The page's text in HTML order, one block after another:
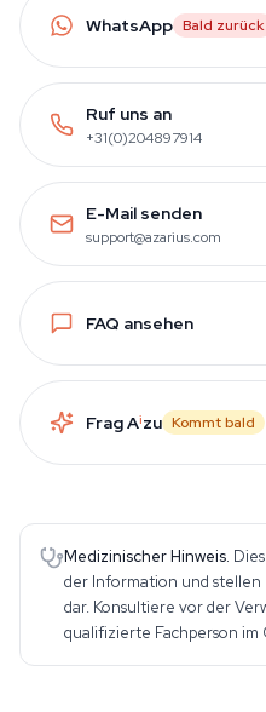
WhatsApp Bald zurück
Ruf uns an
+31(0)204897914
E-Mail senden
support@azarius.com
FAQ ansehen
Frag Aizu Kommt bald
Medizinischer Hinweis.
der Information und
dar. Konsultiere vor der
qualifizierte Fachperson im